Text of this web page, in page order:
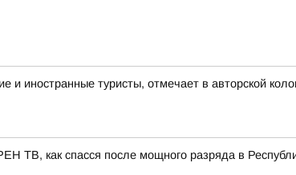
и иностранные туристы, отмечает в авторской
ТВ, как спасся после мощного разряда в